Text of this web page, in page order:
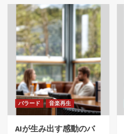
バラード 音楽再生
AIが生み出す感動のバ